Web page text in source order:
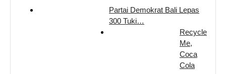
Partai Demokrat Bali Lepas
300 Tuki…
Recycle
Me,
Coca
Cola